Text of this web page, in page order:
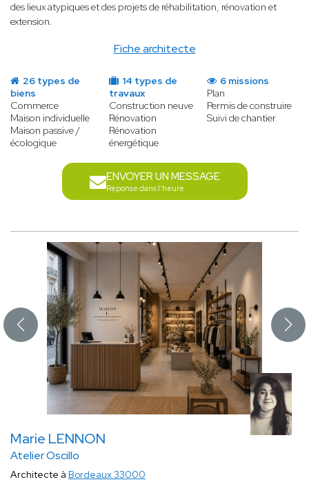
Fiche architecte
des lieux atypiques et des projets de réhabilitation, rénovation et
extension.
26 types de
biens
Commerce
Maison individuelle
Maison passive /
écologique
14 types de
travaux
Construction neuve
Rénovation
Rénovation
énergétique
6 missions
Plan
Permis de construire
Suivi de chantier
ENVOYER UN MESSAGE
Réponse dans l'heure
Marie LENNON
Atelier Oscillo
Architecte à Bordeaux 33000